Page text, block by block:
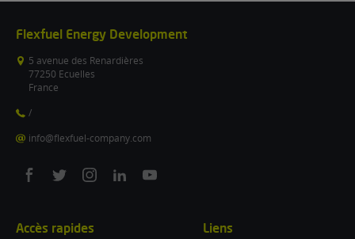
Flexfuel Energy Development
5 avenue des Renardières
77250 Ecuelles
France
/
info@flexfuel-company.com
On
On
On
On
On
Accès rapides Liens